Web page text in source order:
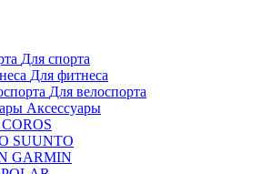
Для спорта
Для фитнеса
Для велоспорта
Аксессуары
COROS
SUUNTO
GARMIN